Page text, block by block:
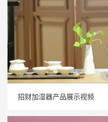
招财加湿器产品展示视频
招财加湿器产品展示视频